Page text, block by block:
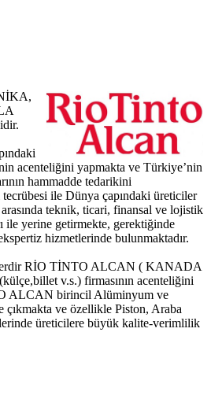
acenteliğini yapmakta ve Türkiye’nin
hammadde tedarikini
ile Dünya çapındaki üreticiler
teknik, ticari, finansal ve lojistik
ile yerine getirmekte, gerektiğinde
hizmetlerinde bulunmaktadır.
RİO TİNTO ALCAN ( KANADA
v.s.) firmasının acenteliğini
ALCAN birincil Alüminyum ve
çıkmakta ve özellikle Piston, Araba
üreticilere büyük kalite-verimlilik